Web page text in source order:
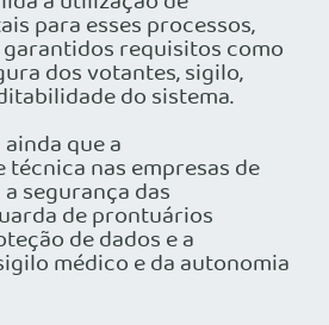
para esses processos,
garantidos requisitos como
dos votantes, sigilo,
do sistema.
que a
nas empresas de
segurança das
de prontuários
de dados e a
médico e da autonomia